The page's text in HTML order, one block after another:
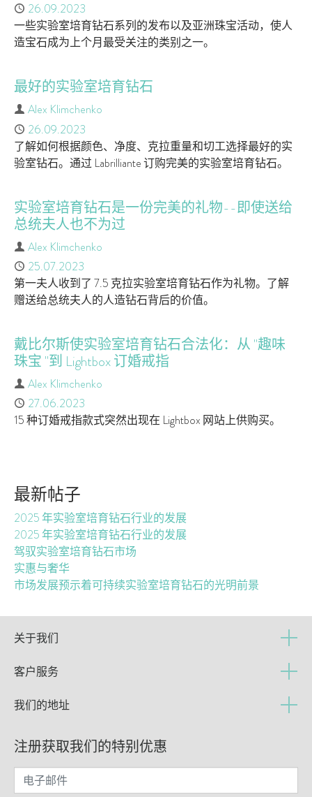
已发布
26.09.2023
一些实验室培育钻石系列的发布以及亚洲珠宝活动，使人
造宝石成为上个月最受关注的类别之一。
最好的实验室培育钻石
作者
Alex Klimchenko
已发布
26.09.2023
了解如何根据颜色、净度、克拉重量和切工选择最好的实
验室钻石。通过 Labrilliante 订购完美的实验室培育钻石。
实验室培育钻石是一份完美的礼物--即使送给
总统夫人也不为过
作者
Alex Klimchenko
已发布
25.07.2023
第一夫人收到了 7.5 克拉实验室培育钻石作为礼物。了解
赠送给总统夫人的人造钻石背后的价值。
戴比尔斯使实验室培育钻石合法化：从 "趣味
珠宝 "到 Lightbox 订婚戒指
作者
Alex Klimchenko
已发布
27.06.2023
15 种订婚戒指款式突然出现在 Lightbox 网站上供购买。
最新帖子
2025 年实验室培育钻石行业的发展
2025 年实验室培育钻石行业的发展
驾驭实验室培育钻石市场
实惠与奢华
市场发展预示着可持续实验室培育钻石的光明前景
关于我们
客户服务
我们的地址
注册获取我们的特别优惠